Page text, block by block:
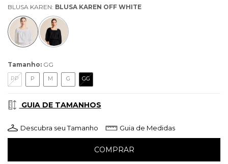
BLUSA KAREN: BLUSA KAREN OFF WHITE
Tamanho: GG
PP P M G GG
GUIA DE TAMANHOS
Descubra seu Tamanho Guia de Medidas